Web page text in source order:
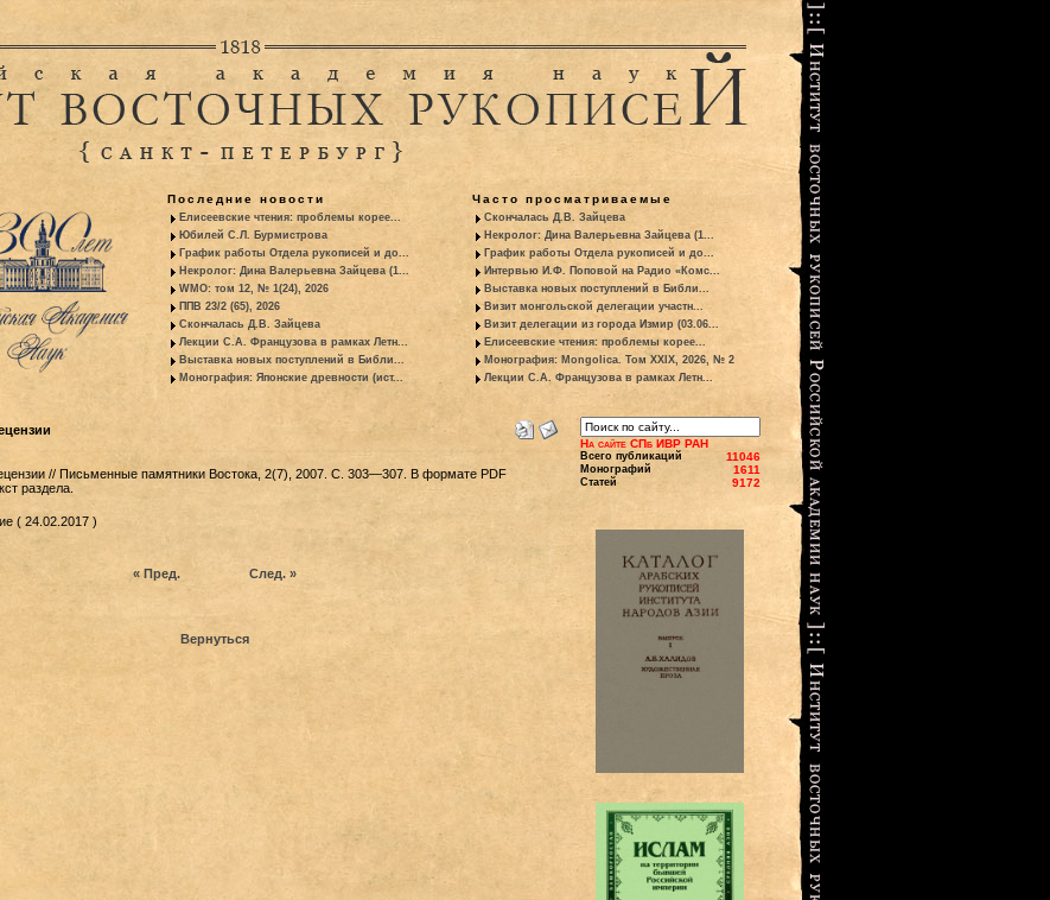
Последние новости
Елисеевские чтения: проблемы корее...
Юбилей С.Л. Бурмистрова
График работы Отдела рукописей и до...
Некролог: Дина Валерьевна Зайцева (1...
WMO: том 12, № 1(24), 2026
ППВ 23/2 (65), 2026
Скончалась Д.В. Зайцева
Лекции С.А. Французова в рамках Летн...
Выставка новых поступлений в Библи...
Монография: Японские древности (ист...
Часто просматриваемые
Скончалась Д.В. Зайцева
Некролог: Дина Валерьевна Зайцева (1...
График работы Отдела рукописей и до...
Интервью И.Ф. Поповой на Радио «Комс...
Выставка новых поступлений в Библи...
Визит монгольской делегации участн...
Визит делегации из города Измир (03.06...
Елисеевские чтения: проблемы корее...
Монография: Mongolica. Том XXIX, 2026, № 2
Лекции С.А. Французова в рамках Летн...
// Письменные памятники Востока, 2(7), 2007. С. 303—307. В формате PDF
раздела.
( 24.02.2017 )
« Пред. След. »
Вернуться
На сайте СПб ИВР РАН
Всего публикаций 11046
Монографий 1611
Статей 9172